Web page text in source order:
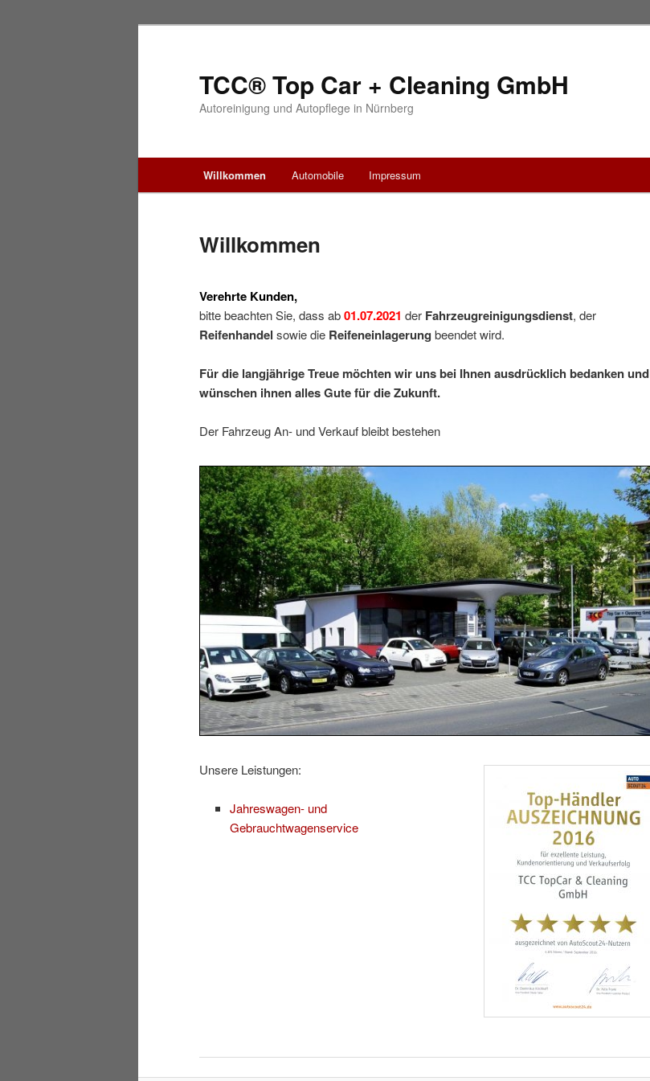
TCC® Top Car + Cleaning GmbH
Autoreinigung und Autopflege in Nürnberg
Zum Inhalt wechseln
Willkommen Automobile Impressum
Willkommen
Verehrte Kunden,
bitte beachten Sie, dass ab01.07.2021 der Fahrzeugreinigungsdienst, der
Reifenhandel sowie die Reifeneinlagerung beendet wird.
Für die langjährige Treue möchten wir uns bei Ihnen ausdrücklich bedanken und
wünschen ihnen alles Gute für die Zukunft.
Der Fahrzeug An- und Verkauf bleibt bestehen
Unsere Leistungen:
Jahreswagen- und
Gebrauchtwagenservice